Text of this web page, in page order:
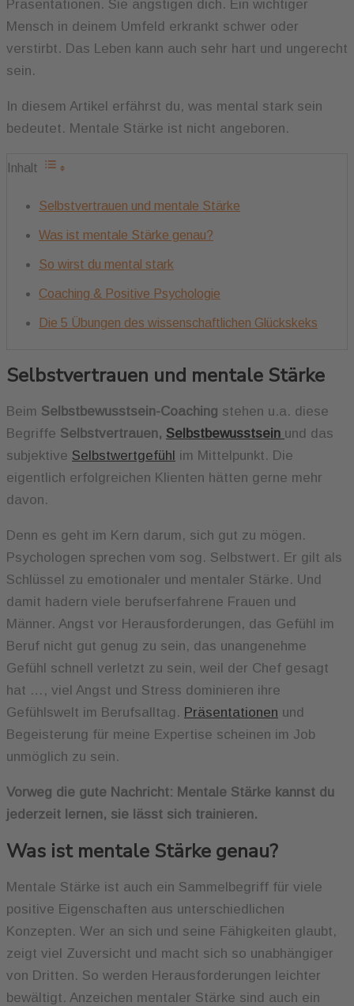
Präsentationen. Sie ängstigen dich. Ein wichtiger
Mensch in deinem Umfeld erkrankt schwer oder
verstirbt. Das Leben kann auch sehr hart und ungerecht
sein.
In diesem Artikel erfährst du, was mental stark sein
bedeutet. Mentale Stärke ist nicht angeboren.
Inhalt
Selbstvertrauen und mentale Stärke
Was ist mentale Stärke genau?
So wirst du mental stark
Coaching & Positive Psychologie
Die 5 Übungen des wissenschaftlichen Glückskeks
Selbstvertrauen und mentale Stärke
Beim Selbstbewusstsein-Coaching stehen u.a. diese
Begriffe Selbstvertrauen, Selbstbewusstsein und das
subjektive Selbstwertgefühl im Mittelpunkt. Die
eigentlich erfolgreichen Klienten hätten gerne mehr
davon.
Denn es geht im Kern darum, sich gut zu mögen.
Psychologen sprechen vom sog. Selbstwert. Er gilt als
Schlüssel zu emotionaler und mentaler Stärke. Und
damit hadern viele berufserfahrene Frauen und
Männer. Angst vor Herausforderungen, das Gefühl im
Beruf nicht gut genug zu sein, das unangenehme
Gefühl schnell verletzt zu sein, weil der Chef gesagt
hat …, viel Angst und Stress dominieren ihre
Gefühlswelt im Berufsalltag. Präsentationen und
Begeisterung für meine Expertise scheinen im Job
unmöglich zu sein.
Vorweg die gute Nachricht: Mentale Stärke kannst du
jederzeit lernen, sie lässt sich trainieren.
Was ist mentale Stärke genau?
Mentale Stärke ist auch ein Sammelbegriff für viele
positive Eigenschaften aus unterschiedlichen
Konzepten. Wer an sich und seine Fähigkeiten glaubt,
zeigt viel Zuversicht und macht sich so unabhängiger
von Dritten. So werden Herausforderungen leichter
bewältigt. Anzeichen mentaler Stärke sind auch ein